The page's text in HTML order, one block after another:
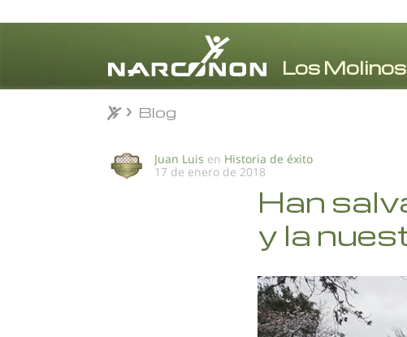
Blog
Juan Luis en Historia de éxito
17 de enero de 2018
Han
y la
Blog